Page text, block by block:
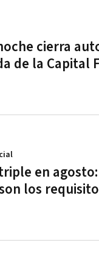
cierra
de la Capital
en
los